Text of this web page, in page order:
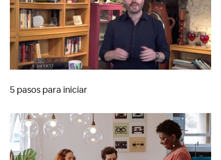
5 pasos para iniciar